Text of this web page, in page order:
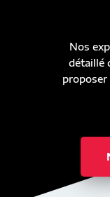
Nos
détaillé
proposer